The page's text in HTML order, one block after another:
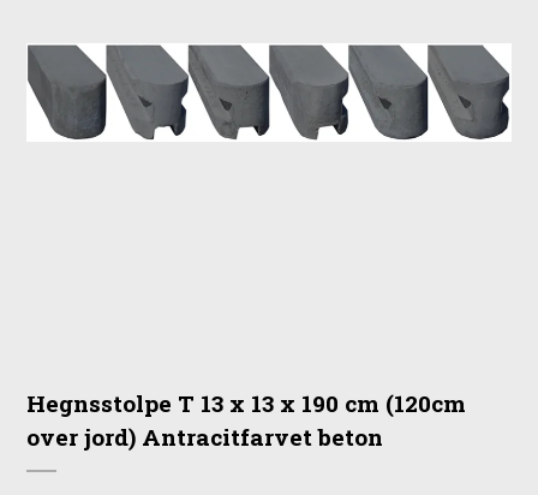
Hegnsstolpe T 13 x 13 x 190 cm (120cm
over jord) Antracitfarvet beton